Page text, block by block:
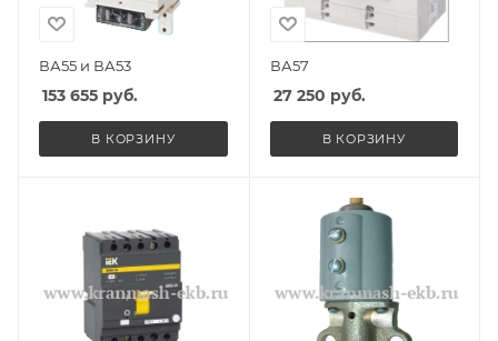
ВА55 и ВА53
153 655 руб.
В КОРЗИНУ
ВА57
27 250 руб.
В КОРЗИНУ